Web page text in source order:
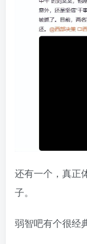
还有一个，真正
子。
弱智吧有个很经